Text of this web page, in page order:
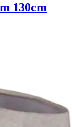
130cm